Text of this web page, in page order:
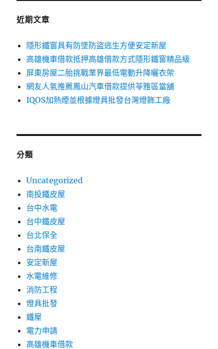
近期文章
隱形鐵窗具有防墜防盜逃生方便安定新屋
高雄機車借款抵押高雄借款方式隱形鐵窗精品級
屏東房屋二胎挑戰業界最低電動升降曬衣架
網友人氣推薦鳳山汽車借款提供苓雅區當舖
IQOS加熱煙並根據燈具批發台灣燈飾工廠
分類
Uncategorized
南投鐵皮屋
台中水電
台中鐵皮屋
台北保全
台南鐵皮屋
安定新屋
水電維修
消防工程
燈具批發
鐵屋
電力申請
高雄機車借款